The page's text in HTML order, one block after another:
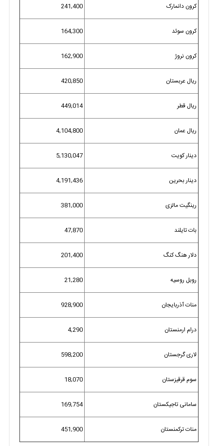
کرون دانمارک 241,400
کرون سوئد 164,300
کرون نروژ 162,900
ریال عربستان 420,850
ریال قطر 449,014
ریال عمان 4,104,800
دینار کویت 5,130,047
دینار بحرین 4,191,436
رینگیت مالزی 381,000
بات تایلند 47,870
دلار هنگ کنگ 201,400
روبل روسیه 21,280
منات آذربایجان 928,900
درام ارمنستان 4,290
لاری گرجستان 598,200
سوم قرقیزستان 18,070
سامانی تاجیکستان 169,754
منات ترکمنستان 451,900